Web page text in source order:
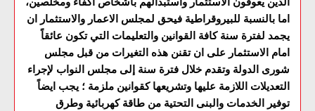
اما بالنسبة للبيروقراطية فيحق لمجلس الاعمار والاستثمار ان
يجمد لفترة سنة كافة القوانين والتعليمات التي تكون عائقاً
امام الاستثمار على ان تقنن هذه التغيرات من قبل مجلس
شورى الدولة وتقدم خلال فترة سنة إلى مجلس النواب لإجراء
التعديلات اللازمة عليها وتشريعها كقوانين ملزمة ؛ يجب ايضاً
توفير الخدمات والبنى التحتية من طاقة كهربائية وطرق